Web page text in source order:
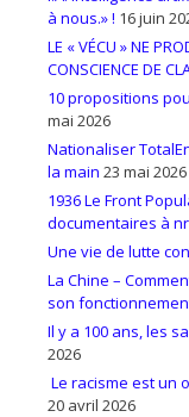
à nous.» ! 16 juin
LE « VÉCU » NE
CONSCIENCE DE
10 propositions
mai 2026
Nationaliser
la main 23 mai 2026
1936 Le Front
documentaires à
Une vie de lutte
La Chine –
son
Il y a 100 ans, les
2026
Le racisme est un
20 avril 2026